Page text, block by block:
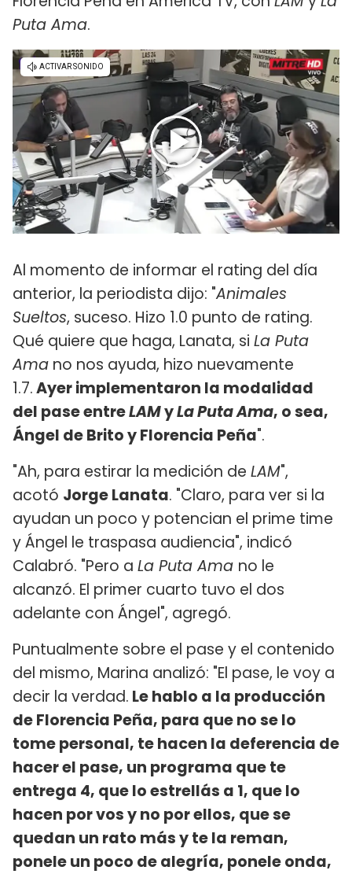
Puta Ama.
Al momento de informar el rating del día
anterior, la periodista dijo: "Animales
Sueltos, suceso. Hizo 1.0 punto de rating.
Qué quiere que haga, Lanata, si La Puta
Ama no nos ayuda, hizo nuevamente
1.7.Ayer implementaron la modalidad
del pase entreLAMyLa Puta Ama, o sea,
Ángel de Brito y Florencia Peña".
"Ah, para estirar la medición de LAM",
acotó Jorge Lanata. "Claro, para ver si la
ayudan un poco y potencian el prime time
y Ángel le traspasa audiencia", indicó
Calabró. "Pero a La Puta Ama no le
alcanzó. El primer cuarto tuvo el dos
adelante con Ángel", agregó.
Puntualmente sobre el pase y el contenido
del mismo, Marina analizó: "El pase, le voy a
decir la verdad. Le hablo a la producción
de Florencia Peña, para que no se lo
tome personal, te hacen la deferencia de
hacer el pase, un programa que te
entrega 4, que lo estrellás a 1, que lo
hacen por vos y no por ellos, que se
quedan un rato más y te la reman,
ponele un poco de alegría, ponele onda,